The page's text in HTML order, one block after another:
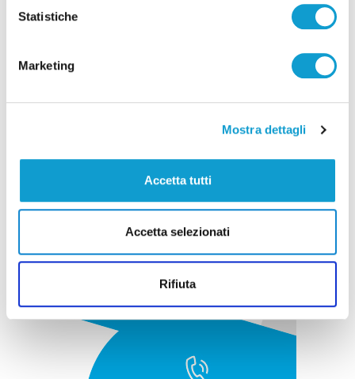
Statistiche
Marketing
Mostra dettagli
Accetta tutti
Accetta selezionati
Rifiuta